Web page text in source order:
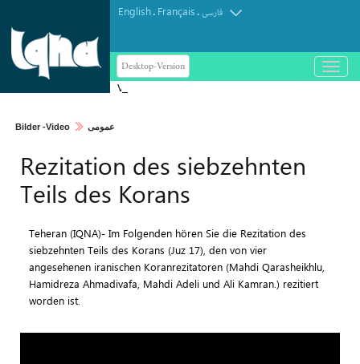
English. Français.فارسی
Desktop-Version
باز
و
Verse fürs Leben: Alle Handlungen
Bilder -Video عمومی
Rezitation des siebzehnten
Teils des Korans
Teheran (IQNA)- Im Folgenden hören Sie die Rezitation des
siebzehnten Teils des Korans (Juz 17), den von vier
angesehenen iranischen Koranrezitatoren (Mahdi Qarasheikhlu,
Hamidreza Ahmadivafa, Mahdi Adeli und Ali Kamran.) rezitiert
worden ist.